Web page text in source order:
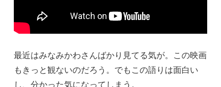
最近はみなみかわさんばかり見てる気が。この映画
もきっと観ないのだろう。でもこの語りは面白い
し、分かった気になってしまう。